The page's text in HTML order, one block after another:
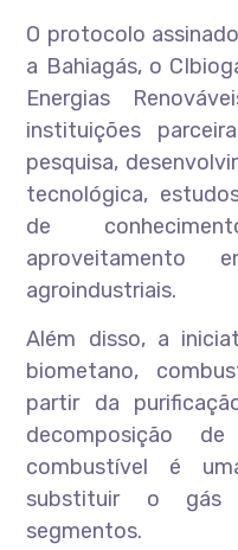
O protocolo
a Bahiagás, o
Energias
instituições
pesquisa,
tecnológica,
de
aproveitamento
agroindustriais.
Além disso, a
biometano,
partir da
decomposição
combustível é
substituir o gás
segmentos.